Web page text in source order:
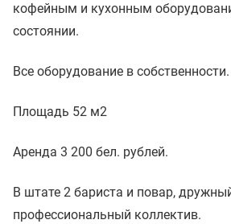
кофейным и кухонным
состоянии.
Все оборудование в собственности.
Площадь 52 м2
Аренда 3 200 бел. рублей.
В штате 2 бариста и повар,
профессиональный коллектив.